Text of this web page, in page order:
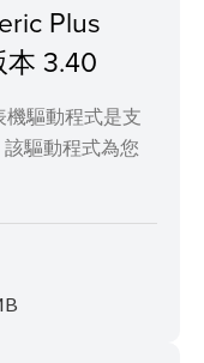
Plus
3.40
機驅動程式是支
驅動程式為您